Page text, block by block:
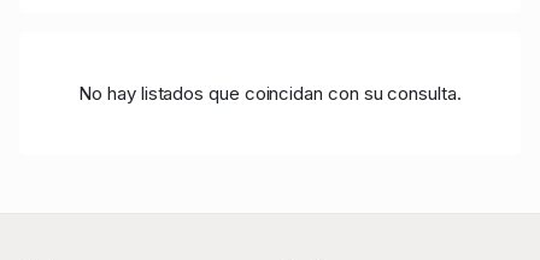
No hay listados que coincidan con su consulta.